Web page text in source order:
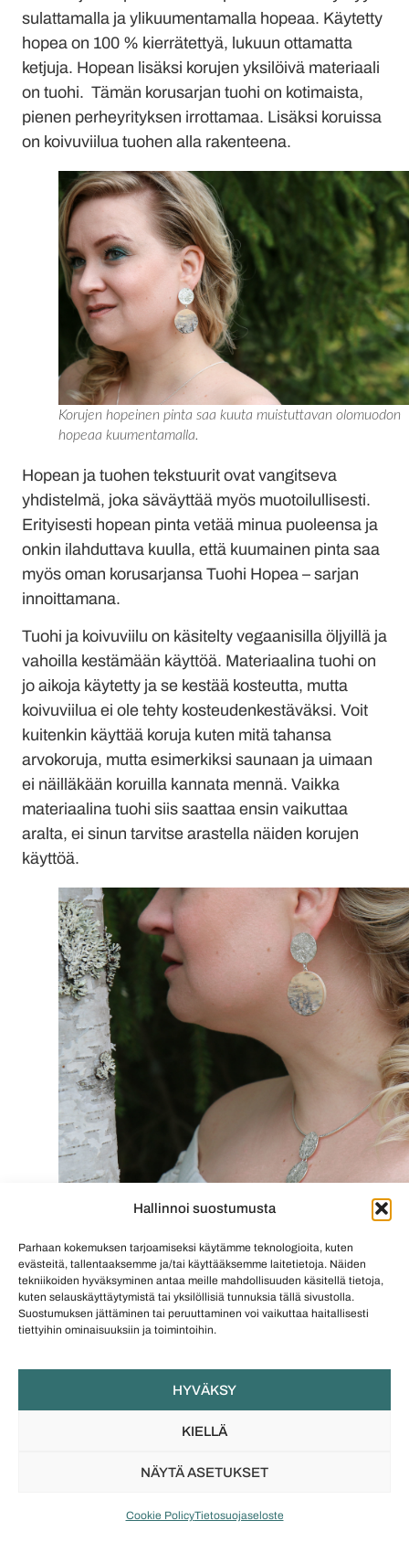
Hallinnoi suostumusta
Parhaan kokemuksen tarjoamiseksi käytämme teknologioita, kuten
evästeitä, tallentaaksemme ja/tai käyttääksemme laitetietoja. Näiden
tekniikoiden hyväksyminen antaa meille mahdollisuuden käsitellä tietoja,
kuten selauskäyttäytymistä tai yksilöllisiä tunnuksia tällä sivustolla.
Suostumuksen jättäminen tai peruuttaminen voi vaikuttaa haitallisesti
tiettyihin ominaisuuksiin ja toimintoihin.
HYVÄKSY
KIELLÄ
NÄYTÄ ASETUKSET
Cookie PolicyTietosuojaseloste
sulattamalla ja ylikuumentamalla hopeaa. Käytetty
hopea on 100 % kierrätettyä, lukuun ottamatta
ketjuja. Hopean lisäksi korujen yksilöivä materiaali
on tuohi. Tämän korusarjan tuohi on kotimaista,
pienen perheyrityksen irrottamaa. Lisäksi koruissa
on koivuviilua tuohen alla rakenteena.
Korujen hopeinen pinta saa kuuta muistuttavan olomuodon
hopeaa kuumentamalla.
Hopean ja tuohen tekstuurit ovat vangitseva
yhdistelmä, joka säväyttää myös muotoilullisesti.
Erityisesti hopean pinta vetää minua puoleensa ja
onkin ilahduttava kuulla, että kuumainen pinta saa
myös oman korusarjansa Tuohi Hopea – sarjan
innoittamana.
Tuohi ja koivuviilu on käsitelty vegaanisilla öljyillä ja
vahoilla kestämään käyttöä. Materiaalina tuohi on
jo aikoja käytetty ja se kestää kosteutta, mutta
koivuviilua ei ole tehty kosteudenkestäväksi. Voit
kuitenkin käyttää koruja kuten mitä tahansa
arvokoruja, mutta esimerkiksi saunaan ja uimaan
ei näilläkään koruilla kannata mennä. Vaikka
materiaalina tuohi siis saattaa ensin vaikuttaa
aralta, ei sinun tarvitse arastella näiden korujen
käyttöä.
Tuohi Hopea -korusarjan koruissa on yhdistetty tuohea ja
hopeaa.
Arjen vaivattomista
luottokoruista myös
boheemille morsiamelle:
Susanna & Tobias
Feuerbacherin Tuohi
Hopea -korut sopivat